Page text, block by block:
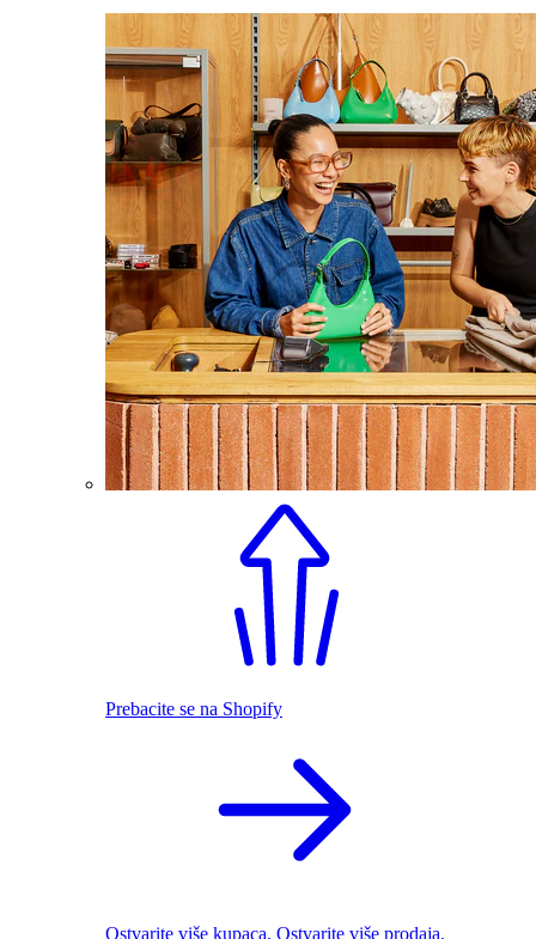
Prebacite se na Shopify
Ostvarite više kupaca. Ostvarite više prodaja.